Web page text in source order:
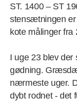
ST. 1400 – ST
stensætningen er
kote målinger fra
I uge 23 blev
gødning.
nærmeste uger.
dybt rodnet - det